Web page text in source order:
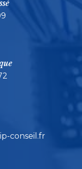
conseil.fr